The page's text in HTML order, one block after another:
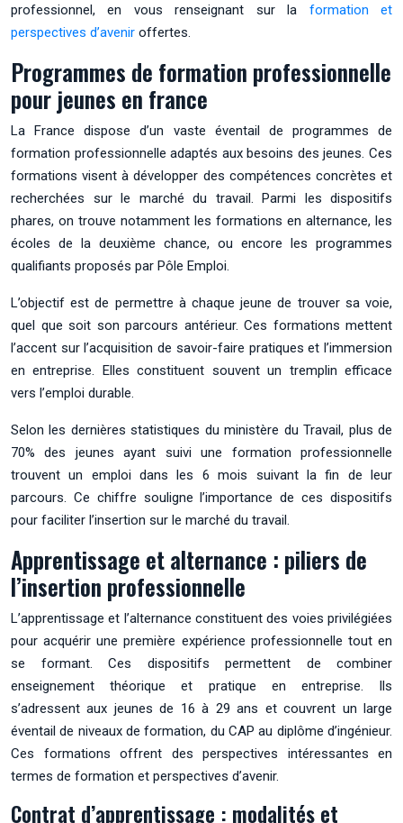
professionnel, en vous renseignant sur la formation et
perspectives d’avenir offertes.
Programmes de formation professionnelle
pour jeunes en france
La France dispose d’un vaste éventail de programmes de
formation professionnelle adaptés aux besoins des jeunes. Ces
formations visent à développer des compétences concrètes et
recherchées sur le marché du travail. Parmi les dispositifs
phares, on trouve notamment les formations en alternance, les
écoles de la deuxième chance, ou encore les programmes
qualifiants proposés par Pôle Emploi.
L’objectif est de permettre à chaque jeune de trouver sa voie,
quel que soit son parcours antérieur. Ces formations mettent
l’accent sur l’acquisition de savoir-faire pratiques et l’immersion
en entreprise. Elles constituent souvent un tremplin efficace
vers l’emploi durable.
Selon les dernières statistiques du ministère du Travail, plus de
70% des jeunes ayant suivi une formation professionnelle
trouvent un emploi dans les 6 mois suivant la fin de leur
parcours. Ce chiffre souligne l’importance de ces dispositifs
pour faciliter l’insertion sur le marché du travail.
Apprentissage et alternance : piliers de
l’insertion professionnelle
L’apprentissage et l’alternance constituent des voies privilégiées
pour acquérir une première expérience professionnelle tout en
se formant. Ces dispositifs permettent de combiner
enseignement théorique et pratique en entreprise. Ils
s’adressent aux jeunes de 16 à 29 ans et couvrent un large
éventail de niveaux de formation, du CAP au diplôme d’ingénieur.
Ces formations offrent des perspectives intéressantes en
termes de formation et perspectives d’avenir.
Contrat d’apprentissage : modalités et